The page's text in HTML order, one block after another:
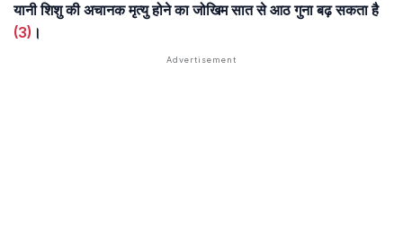
यानी शिशु की अचानक मृत्यु होने का जोखिम सात से आठ गुना बढ़ सकता है
(3) ।